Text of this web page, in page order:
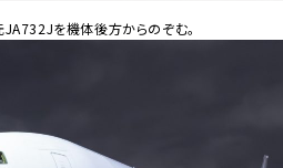
を機体後方からのぞむ。